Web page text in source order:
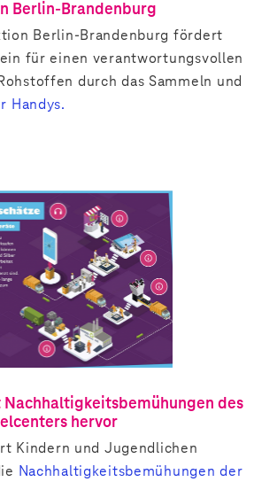
Berlin-Brandenburg
Berlin-Brandenburg fördert
für einen verantwortungsvollen
durch das Sammeln und
Handys.
des
hervor
Kindern und Jugendlichen
Nachhaltigkeitsbemühungen der